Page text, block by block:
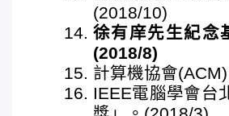
(2018/10)
徐有庠先生紀念
(2018/8)
計算機協會
IEEE電腦學會台